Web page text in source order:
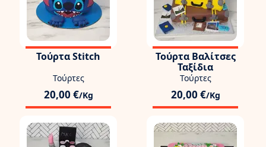
Τούρτα Stitch
Τούρτες
20,00 €/Kg
Τούρτα Βαλίτσες
Ταξίδια
Τούρτες
20,00 €/Kg